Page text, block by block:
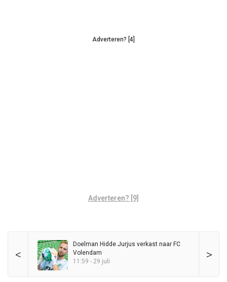
Adverteren? [4]
Adverteren? [9]
< >
Doelman Hidde Jurjus verkast naar FC
Volendam
11:59 - 29 juli